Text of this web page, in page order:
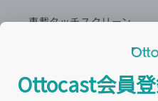
車載タッチスクリーン
カーライフ アクセサリー
クラウドSIMカード